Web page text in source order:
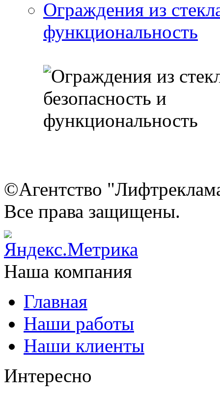
Ограждения из
функциональность
©Агентство
Все права защищены.
Наша компания
Главная
Наши работы
Наши клиенты
Интересно